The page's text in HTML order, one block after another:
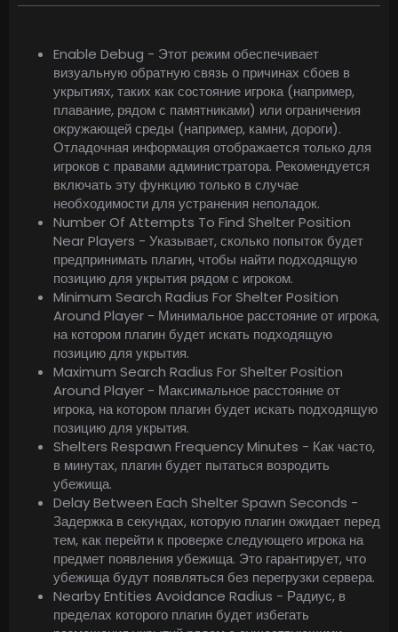
Enable Debug - Этот режим обеспечивает
визуальную обратную связь о причинах сбоев в
укрытиях, таких как состояние игрока (например,
плавание, рядом с памятниками) или ограничения
окружающей среды (например, камни, дороги).
Отладочная информация отображается только для
игроков с правами администратора. Рекомендуется
включать эту функцию только в случае
необходимости для устранения неполадок.
Number Of Attempts To Find Shelter Position
Near Players - Указывает, сколько попыток будет
предпринимать плагин, чтобы найти подходящую
позицию для укрытия рядом с игроком.
Minimum Search Radius For Shelter Position
Around Player - Минимальное расстояние от игрока,
на котором плагин будет искать подходящую
позицию для укрытия.
Maximum Search Radius For Shelter Position
Around Player - Максимальное расстояние от
игрока, на котором плагин будет искать подходящую
позицию для укрытия.
Shelters Respawn Frequency Minutes - Как часто,
в минутах, плагин будет пытаться возродить
убежища.
Delay Between Each Shelter Spawn Seconds -
Задержка в секундах, которую плагин ожидает перед
тем, как перейти к проверке следующего игрока на
предмет появления убежища. Это гарантирует, что
убежища будут появляться без перегрузки сервера.
Nearby Entities Avoidance Radius - Радиус, в
пределах которого плагин будет избегать